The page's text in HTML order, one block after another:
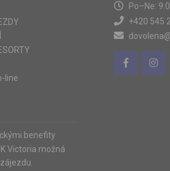
line
benefity
Victoria možná
Po–Ne:
+420 545